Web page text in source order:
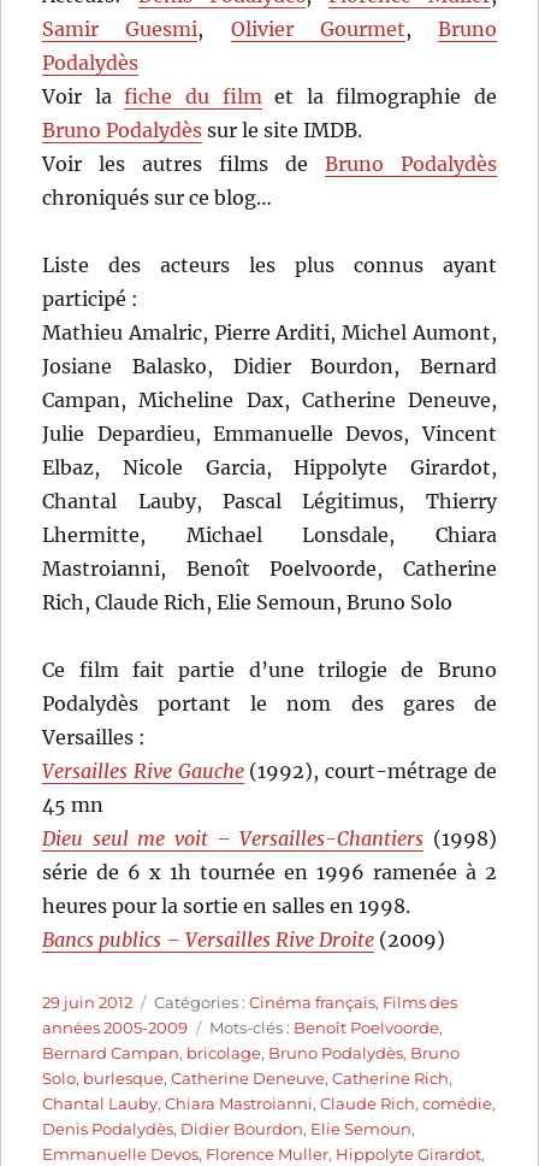
Samir Guesmi, Olivier Gourmet, Bruno
Podalydès
Voir lafiche du filmet la filmographie de
Bruno Podalydès sur le site IMDB.
Voir les autres films de Bruno Podalydès
chroniqués sur ce blog…
Liste des acteurs les plus connus ayant
participé :
Mathieu Amalric, Pierre Arditi, Michel Aumont,
Josiane Balasko, Didier Bourdon, Bernard
Campan, Micheline Dax, Catherine Deneuve,
Julie Depardieu, Emmanuelle Devos, Vincent
Elbaz, Nicole Garcia, Hippolyte Girardot,
Chantal Lauby, Pascal Légitimus, Thierry
Lhermitte, Michael Lonsdale, Chiara
Mastroianni, Benoît Poelvoorde, Catherine
Rich, Claude Rich, Elie Semoun, Bruno Solo
Ce film fait partie d’une trilogie de Bruno
Podalydès portant le nom des gares de
Versailles :
Versailles Rive Gauche(1992), court-métrage de
45 mn
Dieu seul me voit – Versailles-Chantiers (1998)
série de 6 x 1h tournée en 1996 ramenée à 2
heures pour la sortie en salles en 1998.
Bancs publics – Versailles Rive Droite (2009)
Publié
le
29 juin 2012 Catégories
Catégories :Cinéma français, Films des
années 2005-2009
Étiquettes
Mots-clés : Benoît Poelvoorde,
Bernard Campan, bricolage, Bruno Podalydès, Bruno
Solo, burlesque,Catherine Deneuve,Catherine Rich,
Chantal Lauby,Chiara Mastroianni,Claude Rich,comédie,
Denis Podalydès, Didier Bourdon, Elie Semoun,
Emmanuelle Devos, Florence Muller, Hippolyte Girardot,